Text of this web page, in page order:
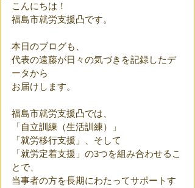
こんにちは！
福島市就労支援凸です。
本日のブログも、
代表の遠藤が日々の気づきを記録したデ
ータから
お届けします。
福島市就労支援凸では、
「自立訓練（生活訓練）」
「就労移行支援」、そして
「就労定着支援」の3つを組み合わせるこ
とで、
当事者の方を長期にわたってサポートす